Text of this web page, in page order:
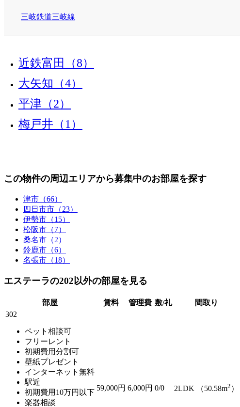
三岐鉄道三岐線
近鉄富田（8）
大矢知（4）
平津（2）
梅戸井（1）
この物件の周辺エリアから募集中のお部屋を探す
津市（66）
四日市市（23）
伊勢市（15）
松阪市（7）
桑名市（2）
鈴鹿市（6）
名張市（18）
エステーラの202以外の部屋を見る
部屋 賃料 管理費 敷/礼
間取り
302
ペット相談可
フリーレント
初期費用分割可
壁紙プレゼント
インターネット無料
駅近
初期費用10万円以下
楽器相談
59,000円 6,000円 0/0 2LDK （50.58m2 ）